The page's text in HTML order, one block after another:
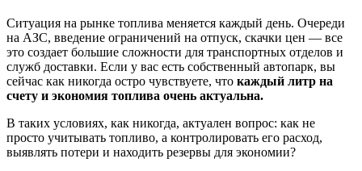
Ситуация на рынке топлива меняется каждый день. Очереди
на АЗС, введение ограничений на отпуск, скачки цен — все
это создает большие сложности для транспортных отделов и
служб доставки. Если у вас есть собственный автопарк, вы
сейчас как никогда остро чувствуете, что каждый литр на
счету и экономия топлива очень актуальна.
В таких условиях, как никогда, актуален вопрос: как не
просто учитывать топливо, а контролировать его расход,
выявлять потери и находить резервы для экономии?